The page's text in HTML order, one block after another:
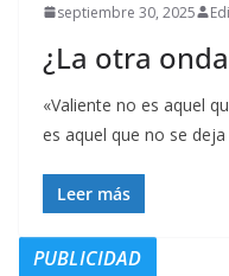
septiembre 30, 2025
¿La otra
«Valiente no es aquel
es aquel que no se
Leer más
PUBLICIDAD